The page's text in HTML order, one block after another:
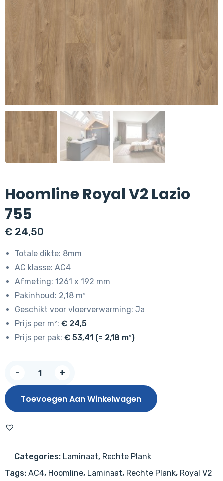
Hoomline Royal V2 Lazio
755
€ 24,50
Totale dikte: 8mm
AC klasse: AC4
Afmeting: 1261 x 192 mm
Pakinhoud: 2,18 m²
Geschikt voor vloerverwarming: Ja
Prijs per m²: € 24,5
Prijs per pak: € 53,41 (= 2,18 m²)
-
V2
Lazio
755
+
Toevoegen Aan Winkelwagen
Categories: Laminaat, Rechte Plank
Tags: AC4, Hoomline, Laminaat, Rechte Plank, Royal V2